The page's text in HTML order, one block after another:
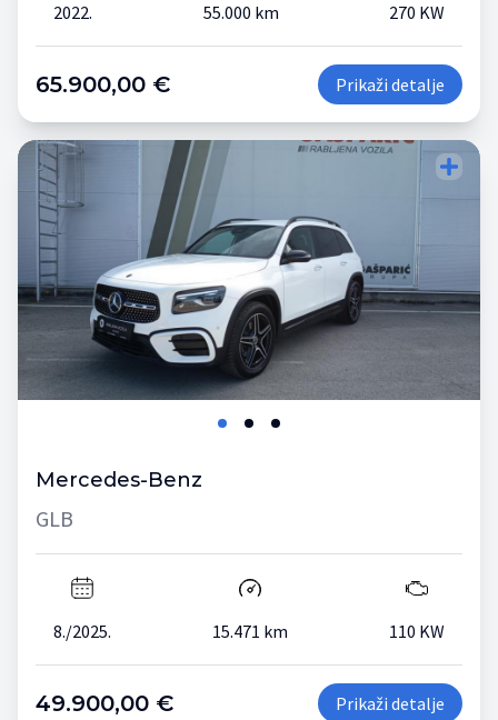
2022. 55.000 km 270 KW
65.900,00 € Prikaži detalje
Mercedes-Benz
GLB
8./2025. 15.471 km 110 KW
49.900,00 € Prikaži detalje